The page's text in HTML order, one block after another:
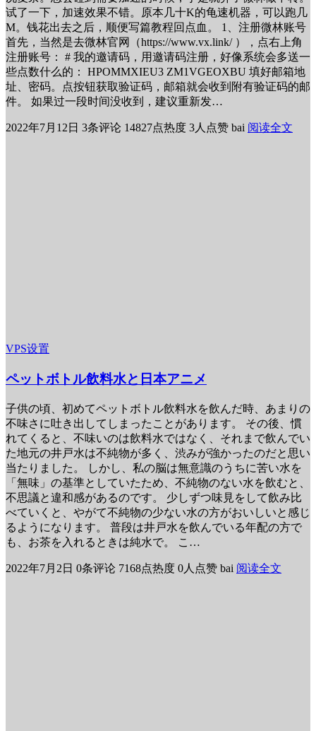
试了一下，加速效果不错。原本几十K的龟速机器，可以跑几
M。钱花出去之后，顺便写篇教程回点血。 1、注册微林账号
首先，当然是去微林官网（https://www.vx.link/ ），点右上角
注册账号： # 我的邀请码，用邀请码注册，好像系统会多送一
些点数什么的： HPOMMXIEU3 ZM1VGEOXBU 填好邮箱地
址、密码。点按钮获取验证码，邮箱就会收到附有验证码的邮
件。 如果过一段时间没收到，建议重新发…
2022年7月12日 3条评论 14827点热度 3人点赞 bai 阅读全文
VPS设置
ペットボトル飲料水と日本アニメ
子供の頃、初めてペットボトル飲料水を飲んだ時、あまりの
不味さに吐き出してしまったことがあります。 その後、慣
れてくると、不味いのは飲料水ではなく、それまで飲んでい
た地元の井戸水は不純物が多く、渋みが強かったのだと思い
当たりました。 しかし、私の脳は無意識のうちに苦い水を
「無味」の基準としていたため、不純物のない水を飲むと、
不思議と違和感があるのです。 少しずつ味見をして飲み比
べていくと、やがて不純物の少ない水の方がおいしいと感じ
るようになります。 普段は井戸水を飲んでいる年配の方で
も、お茶を入れるときは純水で。 こ…
2022年7月2日 0条评论 7168点热度 0人点赞 bai 阅读全文